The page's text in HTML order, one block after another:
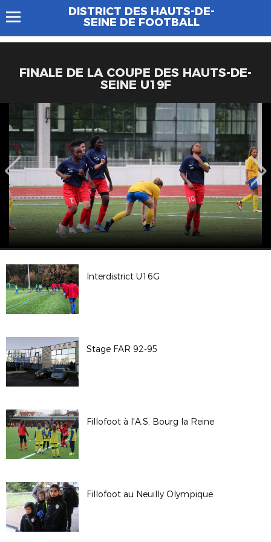
DISTRICT DES HAUTS-DE-
SEINE DE FOOTBALL
FINALE DE LA COUPE DES HAUTS-DE-
SEINE U19F
Interdistrict U16G
Stage FAR 92-95
Fillofoot à l'A.S. Bourg la Reine
Fillofoot au Neuilly Olympique